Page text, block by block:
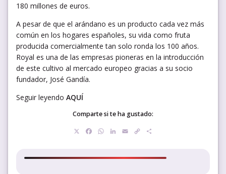
180 millones de euros.
A pesar de que el arándano es un producto cada vez más
común en los hogares españoles, su vida como fruta
producida comercialmente tan solo ronda los 100 años.
Royal es una de las empresas pioneras en la introducción
de este cultivo al mercado europeo gracias a su socio
fundador, José Gandía.
Seguir leyendo AQUÍ
Comparte si te ha gustado:
Facebook
WhatsApp
LinkedIn
EmailCopy